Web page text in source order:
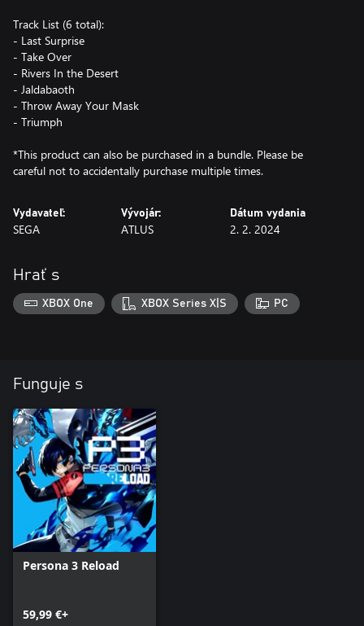
Track List (6 total):
- Last Surprise
- Take Over
- Rivers In the Desert
- Jaldabaoth
- Throw Away Your Mask
- Triumph
*This product can also be purchased in a bundle. Please be
careful not to accidentally purchase multiple times.
Vydavateľ:
SEGA
Vývojár:
ATLUS
Dátum vydania
2. 2. 2024
Hrať s
XBOX One XBOX Series X|S PC
Funguje s
Persona 3 Reload
59,99 €+